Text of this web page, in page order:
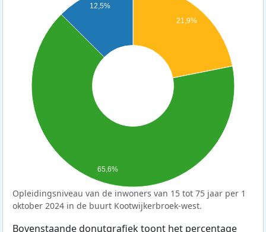
21,9%
12,5%
65,6%
Opleidingsniveau van de inwoners van 15 tot 75 jaar per 1
oktober 2024 in de buurt Kootwijkerbroek-west.
Bovenstaande donutgrafiek toont het percentage